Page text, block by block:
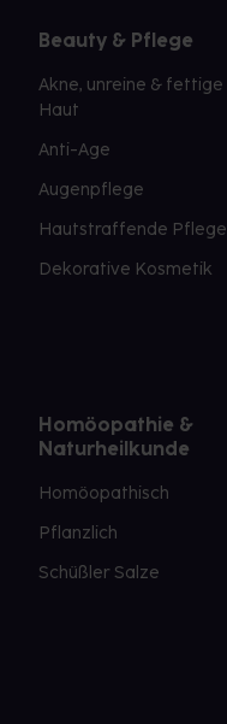
Beauty & Pflege
Akne, unreine & fettige
Haut
Anti-Age
Augenpflege
Hautstraffende Pflege
Dekorative Kosmetik
Homöopathie &
Naturheilkunde
Homöopathisch
Pflanzlich
Schüßler Salze